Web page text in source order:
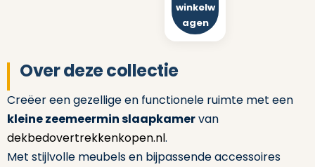
winkelw
agen
Over deze collectie
Creëer een gezellige en functionele ruimte met een
kleine zeemeermin slaapkamervan
dekbedovertrekkenkopen.nl.
Met stijlvolle meubels en bijpassende accessoires